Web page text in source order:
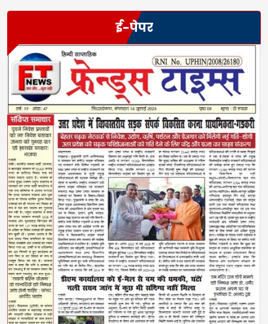
ई-पेपर